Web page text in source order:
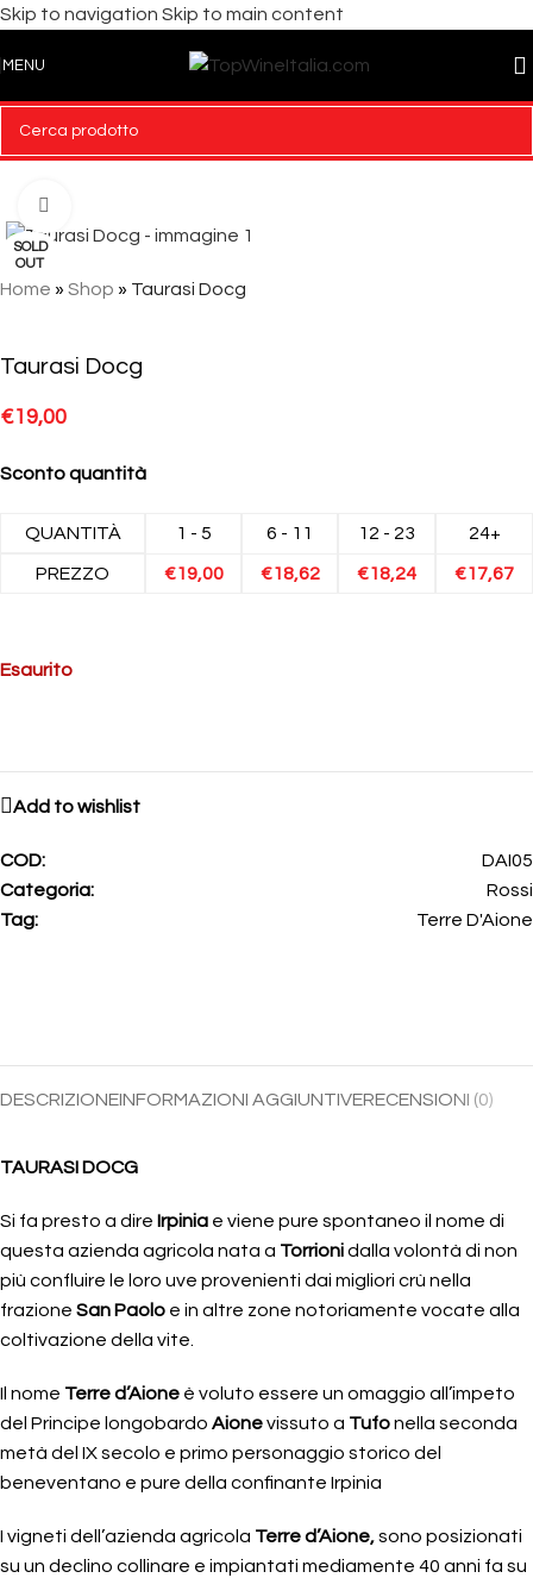
Skip to navigation Skip to main content
MENU
SOLD
OUT
Home » Shop » Taurasi Docg
Taurasi Docg
€19,00
Sconto quantità
QUANTITÀ 1 - 5 6 - 11 12 - 23 24+
PREZZO €19,00 €18,62 €18,24 €17,67
Esaurito
Add to wishlist
COD:
DAI05
Categoria:
Rossi
Tag:
Terre D'Aione
DESCRIZIONEINFORMAZIONI AGGIUNTIVERECENSIONI (0)
TAURASI DOCG
Si fa presto a dire Irpinia e viene pure spontaneo il nome di
questa azienda agricola nata a Torrionidalla volontà di non
più confluire le loro uve provenienti dai migliori crù nella
frazione San Paolo e in altre zone notoriamente vocate alla
coltivazione della vite.
Il nome Terre d’Aione è voluto essere un omaggio all’impeto
del Principe longobardo Aionevissuto a Tufonella seconda
metà del IX secolo e primo personaggio storico del
beneventano e pure della confinante Irpinia
I vigneti dell’azienda agricola Terre d’Aione,sono posizionati
su un declino collinare e impiantati mediamente 40 anni fa su